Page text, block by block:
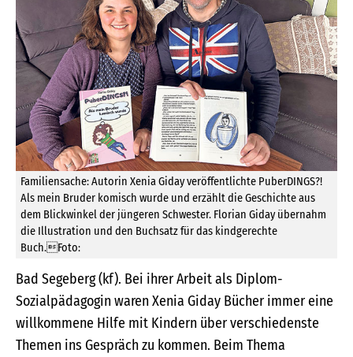
Familiensache: Autorin Xenia Giday veröffentlichte PuberDINGS?!
Als mein Bruder komisch wurde und erzählt die Geschichte aus
dem Blickwinkel der jüngeren Schwester. Florian Giday übernahm
die Illustration und den Buchsatz für das kindgerechte
Buch.Foto:
Bad Segeberg (kf). Bei ihrer Arbeit als Diplom-
Sozialpädagogin waren Xenia Giday Bücher immer eine
willkommene Hilfe mit Kindern über verschiedenste
Themen ins Gespräch zu kommen. Beim Thema